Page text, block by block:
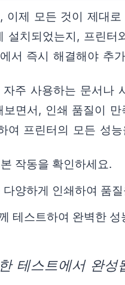
이제 모든 것이 제대
설치되었는지, 프린
서 즉시 해결해야 추
주 사용하는 문서나
면서, 인쇄 품질이
여 프린터의 모든 성
작동을 확인하세요.
양하게 인쇄하여 품
테스트하여 완벽한 성
테스트에서 완